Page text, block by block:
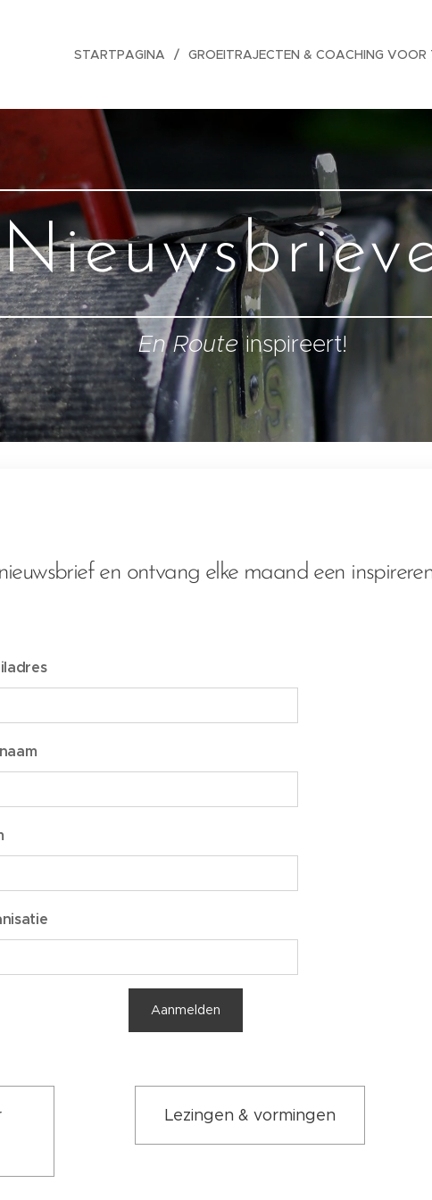
STARTPAGINA GROEITRAJECTEN & COACHING VOOR
En Routeinspireert!
en ontvang elke maand een
Aanmelden
Lezingen & vormingen